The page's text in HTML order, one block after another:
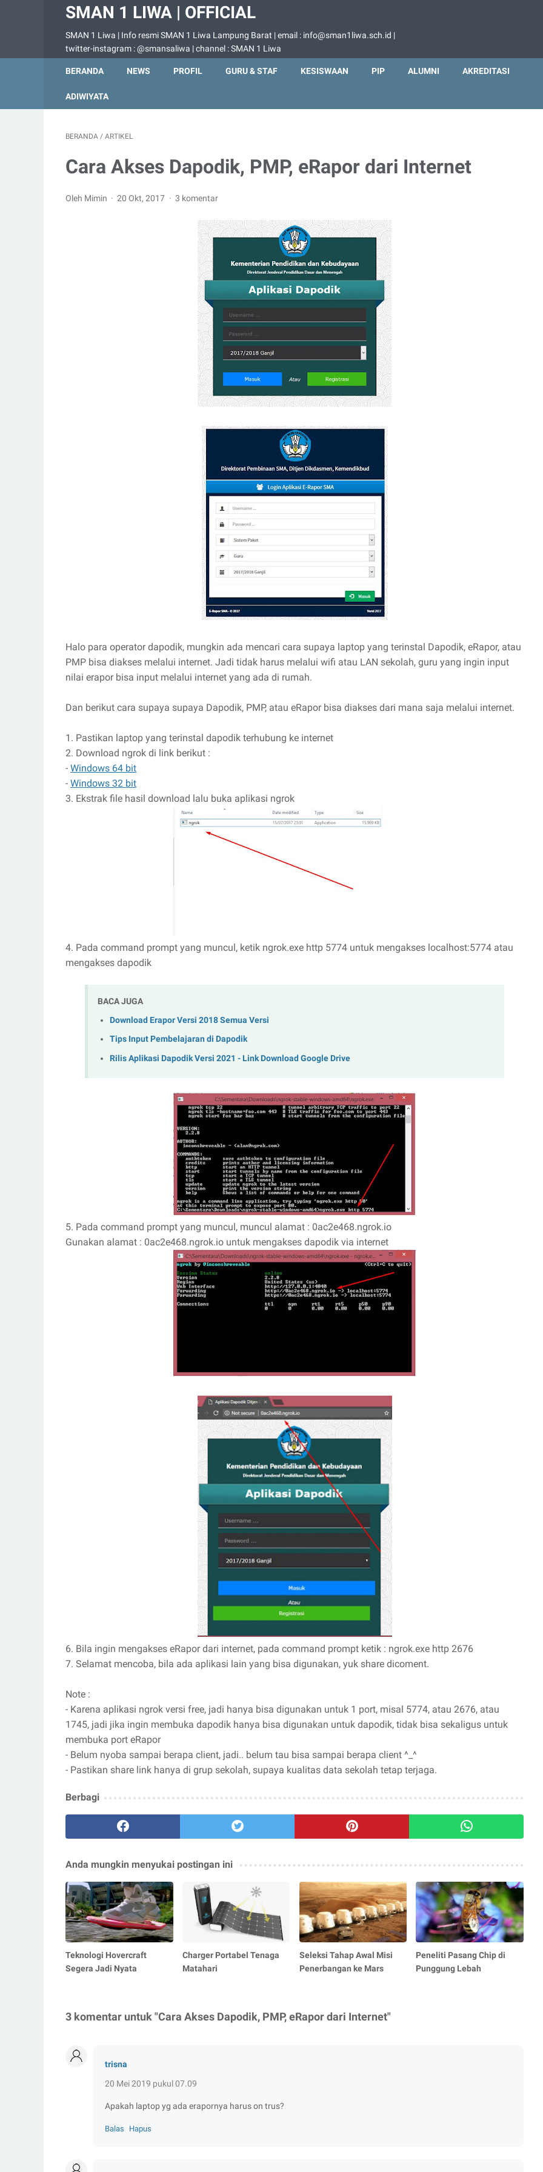
SMAN 1 LIWA | OFFICIAL
SMAN 1 Liwa | Info resmi SMAN 1 Liwa Lampung Barat | email : info@sman1liwa.sch.id |
twitter-instagram : @smansaliwa | channel : SMAN 1 Liwa
BERANDA NEWS PROFIL GURU & STAF KESISWAAN PIP ALUMNI AKREDITASI
ADIWIYATA
BERANDA / ARTIKEL
Cara Akses Dapodik, PMP, eRapor dari Internet
Oleh Mimin 20 Okt, 2017 3 komentar
Halo para operator dapodik, mungkin ada mencari cara supaya laptop yang terinstal Dapodik, eRapor, atau
PMP bisa diakses melalui internet. Jadi tidak harus melalui wifi atau LAN sekolah, guru yang ingin input
nilai erapor bisa input melalui internet yang ada di rumah.
Dan berikut cara supaya supaya Dapodik, PMP, atau eRapor bisa diakses dari mana saja melalui internet.
1. Pastikan laptop yang terinstal dapodik terhubung ke internet
2. Download ngrok di link berikut :
- Windows 64 bit
- Windows 32 bit
3. Ekstrak file hasil download lalu buka aplikasi ngrok
4. Pada command prompt yang muncul, ketik ngrok.exe http 5774 untuk mengakses localhost:5774 atau
mengakses dapodik
BACA JUGA
Download Erapor Versi 2018 Semua Versi
Tips Input Pembelajaran di Dapodik
Rilis Aplikasi Dapodik Versi 2021 - Link Download Google Drive
5. Pada command prompt yang muncul, muncul alamat : 0ac2e468.ngrok.io
Gunakan alamat : 0ac2e468.ngrok.io untuk mengakses dapodik via internet
6. Bila ingin mengakses eRapor dari internet, pada command prompt ketik : ngrok.exe http 2676
7. Selamat mencoba, bila ada aplikasi lain yang bisa digunakan, yuk share dicoment.
Note :
- Karena aplikasi ngrok versi free, jadi hanya bisa digunakan untuk 1 port, misal 5774, atau 2676, atau
1745, jadi jika ingin membuka dapodik hanya bisa digunakan untuk dapodik, tidak bisa sekaligus untuk
membuka port eRapor
- Belum nyoba sampai berapa client, jadi.. belum tau bisa sampai berapa client ^_^
- Pastikan share link hanya di grup sekolah, supaya kualitas data sekolah tetap terjaga.
Berbagi
Anda mungkin menyukai postingan ini
Teknologi Hovercraft
Segera Jadi Nyata
Charger Portabel Tenaga
Matahari
Seleksi Tahap Awal Misi
Penerbangan ke Mars
Peneliti Pasang Chip di
Punggung Lebah
3 komentar untuk "Cara Akses Dapodik, PMP, eRapor dari Internet"
trisna
20 Mei 2019 pukul 07.09
Apakah laptop yg ada erapornya harus on trus?
Balas Hapus